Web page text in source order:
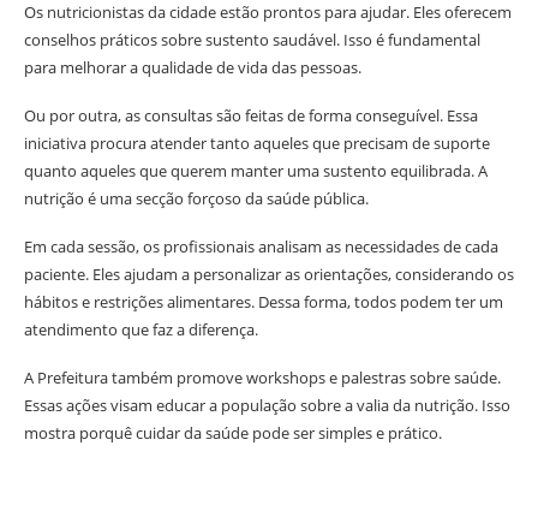
Os nutricionistas da cidade estão prontos para ajudar. Eles oferecem
conselhos práticos sobre sustento saudável. Isso é fundamental
para melhorar a qualidade de vida das pessoas.
Ou por outra, as consultas são feitas de forma conseguível. Essa
iniciativa procura atender tanto aqueles que precisam de suporte
quanto aqueles que querem manter uma sustento equilibrada. A
nutrição é uma secção forçoso da saúde pública.
Em cada sessão, os profissionais analisam as necessidades de cada
paciente. Eles ajudam a personalizar as orientações, considerando os
hábitos e restrições alimentares. Dessa forma, todos podem ter um
atendimento que faz a diferença.
A Prefeitura também promove workshops e palestras sobre saúde.
Essas ações visam educar a população sobre a valia da nutrição. Isso
mostra porquê cuidar da saúde pode ser simples e prático.